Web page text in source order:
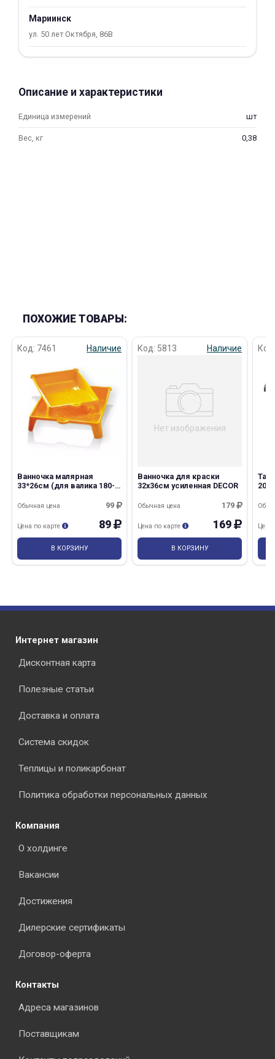
Мариинск
ул. 50 лет Октября, 86В
Описание и характеристики
Единица измерений шт
Вес, кг 0,38
ПОХОЖИЕ ТОВАРЫ:
Код: 7461 Наличие
Ванночка малярная
33*26см (для валика 180-
99
Обычная цена
89
Цена по карте
В КОРЗИНУ
Код: 5813 Наличие
Нет изображения
Ванночка для краски
32х36см усиленная DECOR
179
Обычная цена
169
Цена по карте
В КОРЗИНУ
Таз
20л
Цена
Остались вопросы?
8 800 302-02-51
Интернет магазин
Дисконтная карта
Полезные статьи
Доставка и оплата
Система скидок
Теплицы и поликарбонат
Политика обработки персональных данных
Компания
О холдинге
Вакансии
Достижения
Дилерские сертификаты
Договор-оферта
Контакты
Адреса магазинов
Поставщикам